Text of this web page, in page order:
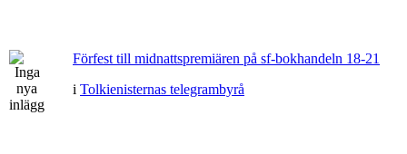
Förfest till midnattspremiären på sf-bokhandeln 18-21
i Tolkienisternas telegrambyrå